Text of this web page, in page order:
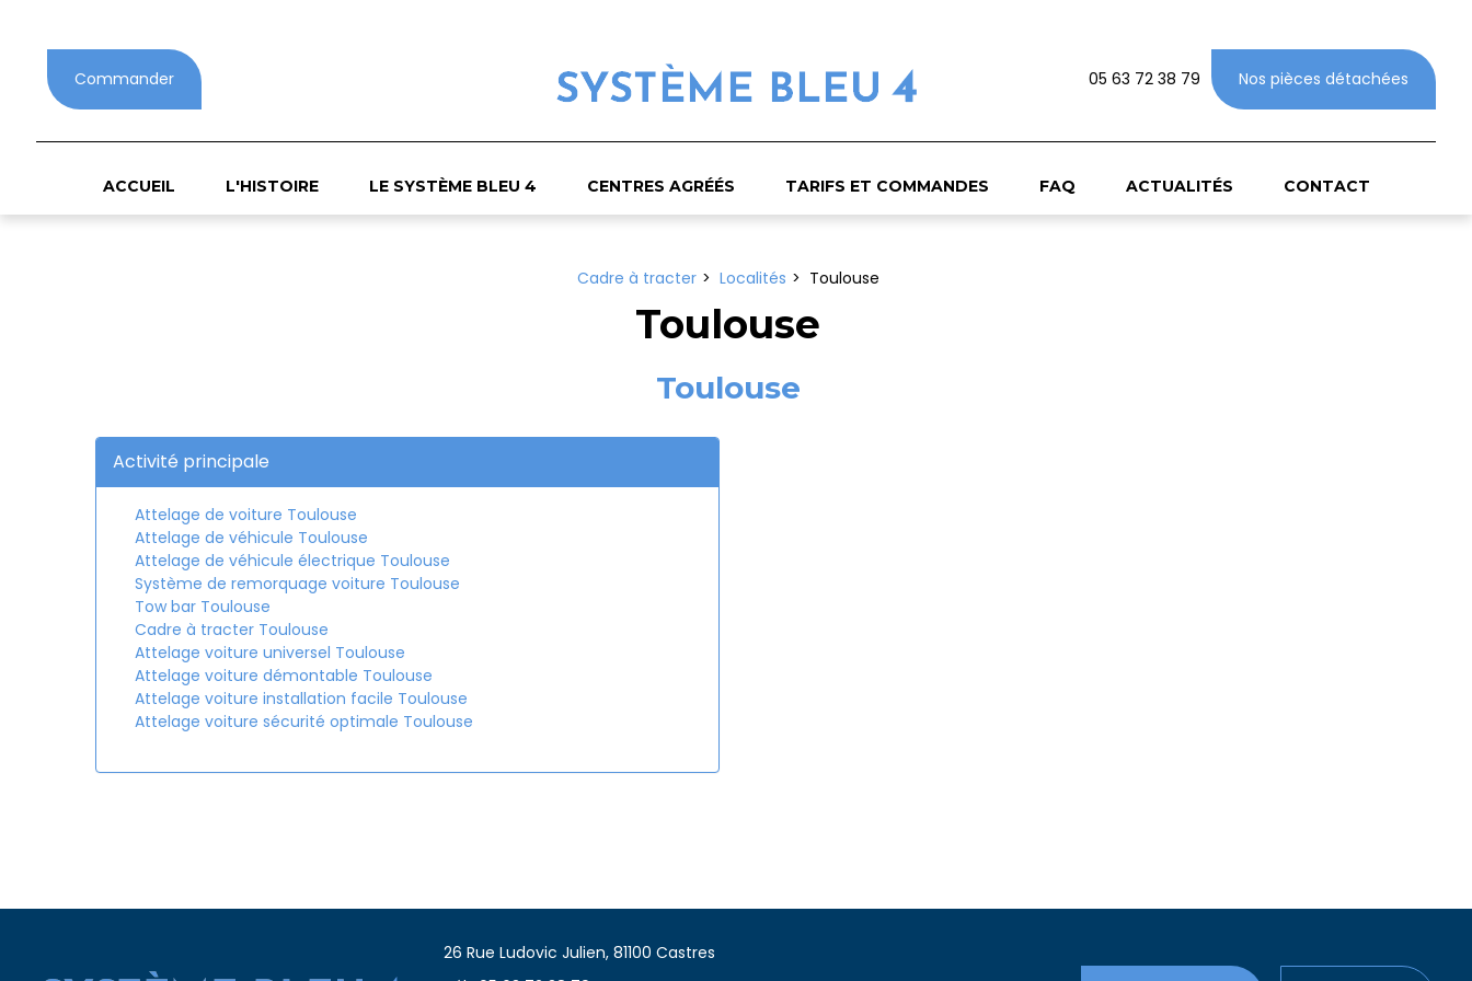
Commander 05 63 72 38 79 Nos pièces détachées
ACCUEIL L'HISTOIRE LE SYSTÈME BLEU 4 CENTRES AGRÉÉS TARIFS ET COMMANDES FAQ ACTUALITÉS CONTACT
Cadre à tracter Localités Toulouse
Toulouse
Toulouse
Activité principale
Attelage de voiture Toulouse
Attelage de véhicule Toulouse
Attelage de véhicule électrique Toulouse
Système de remorquage voiture Toulouse
Tow bar Toulouse
Cadre à tracter Toulouse
Attelage voiture universel Toulouse
Attelage voiture démontable Toulouse
Attelage voiture installation facile Toulouse
Attelage voiture sécurité optimale Toulouse
26 Rue Ludovic Julien, 81100 Castres